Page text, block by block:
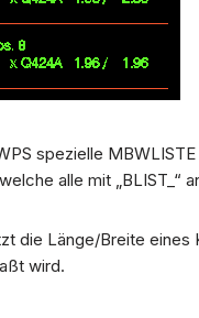
spezielle MBWLISTE
alle mit „BLIST_“
die Länge/Breite eines
wird.